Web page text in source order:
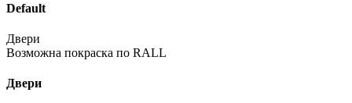
Default
Двери
Возможна покраска по RALL
Двери